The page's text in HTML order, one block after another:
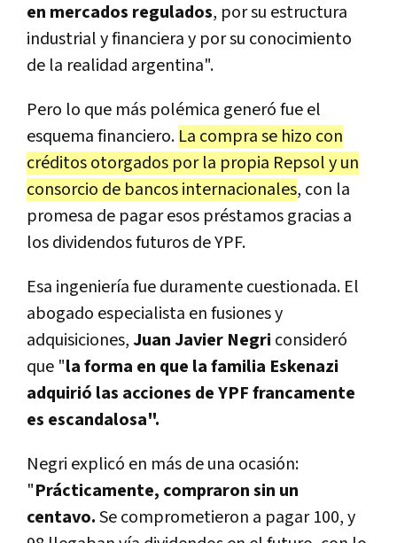
en mercados regulados, por su estructura
industrial y financiera y por su conocimiento
de la realidad argentina".
Pero lo que más polémica generó fue el
esquema financiero. La compra se hizo con
créditos otorgados por la propia Repsol y un
consorcio de bancos internacionales, con la
promesa de pagar esos préstamos gracias a
los dividendos futuros de YPF.
Esa ingeniería fue duramente cuestionada. El
abogado especialista en fusiones y
adquisiciones,Juan Javier Negri consideró
que "la forma en que la familia Eskenazi
adquirió las acciones de YPF francamente
es escandalosa".
Negri explicó en más de una ocasión:
"Prácticamente, compraron sin un
centavo.Se comprometieron a pagar 100, y